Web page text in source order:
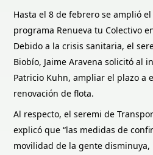
Hasta el 8 de febrero se amplió
programa Renueva tu Colectivo
Debido a la crisis sanitaria, el
Biobío, Jaime Aravena solicitó al
Patricio Kuhn, ampliar el plazo a
renovación de flota.
Al respecto, el seremi de
explicó que “las medidas de
movilidad de la gente